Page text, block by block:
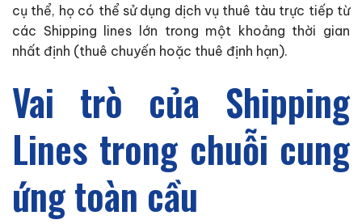
cụ thể, họ có thể sử dụng dịch vụ thuê tàu trực tiếp từ
các Shipping lines lớn trong một khoảng thời gian
nhất định (thuê chuyến hoặc thuê định hạn).
Vai trò của Shipping
Lines trong chuỗi cung
ứng toàn cầu